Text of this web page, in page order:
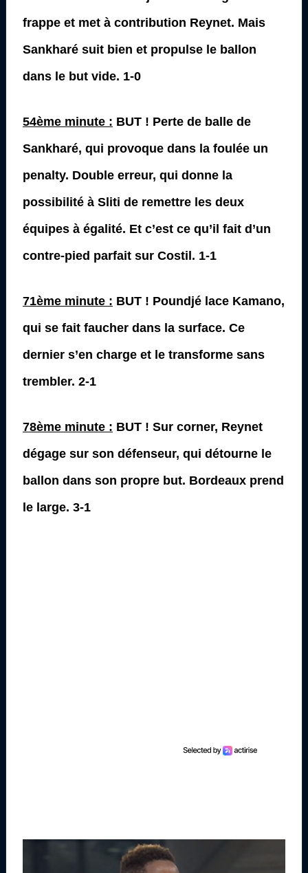
frappe et met à contribution Reynet. Mais
Sankharé suit bien et propulse le ballon
dans le but vide. 1-0
54ème minute : BUT ! Perte de balle de
Sankharé, qui provoque dans la foulée un
penalty. Double erreur, qui donne la
possibilité à Sliti de remettre les deux
équipes à égalité. Et c’est ce qu’il fait d’un
contre-pied parfait sur Costil. 1-1
71ème minute : BUT ! Poundjé lace Kamano,
qui se fait faucher dans la surface. Ce
dernier s’en charge et le transforme sans
trembler. 2-1
78ème minute : BUT ! Sur corner, Reynet
dégage sur son défenseur, qui détourne le
ballon dans son propre but. Bordeaux prend
le large. 3-1